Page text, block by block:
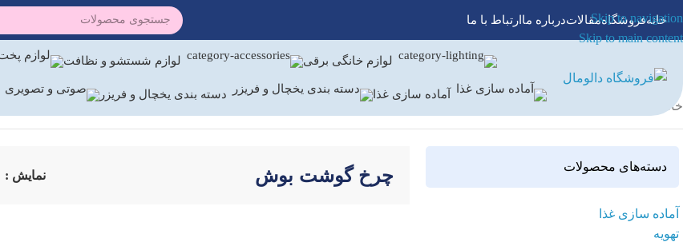
Skip to navigation
Skip to main content
خانهفروشگاهمقالاتدرباره ماارتباط با ما
لوازم خانگی برقی لوازم شستشو و نظافت
آماده سازی غذا دسته بندی یخچال و فریزر
خانه چرخ گوشت
دسته‌های محصولات
آماده سازی غذا
تهویه
چرخ گوشت بوش نمایش